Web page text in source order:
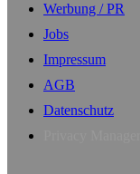
Werbung / PR
Jobs
Impressum
AGB
Datenschutz